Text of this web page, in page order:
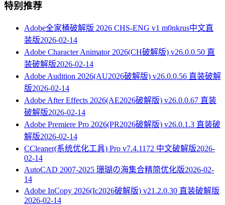
特别推荐
Adobe全家桶破解版 2026 CHS-ENG v1 m0nkrus中文直
装版2026-02-14
Adobe Character Animator 2026(CH破解版) v26.0.0.50 直
装破解版2026-02-14
Adobe Audition 2026(AU2026破解版) v26.0.0.56 直装破解
版2026-02-14
Adobe After Effects 2026(AE2026破解版) v26.0.0.67 直装
破解版2026-02-14
Adobe Premiere Pro 2026(PR2026破解版) v26.0.1.3 直装破
解版2026-02-14
CCleaner(系统优化工具) Pro v7.4.1172 中文破解版2026-
02-14
AutoCAD 2007-2025 珊瑚の海集合精简优化版2026-02-
14
Adobe InCopy 2026(Ic2026破解版) v21.2.0.30 直装破解版
2026-02-14